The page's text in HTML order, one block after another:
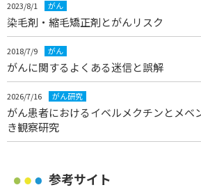
2023/8/1 がん
染毛剤・縮毛矯正剤とがんリスク
2018/7/9 がん
がんに関するよくある迷信と誤解
2026/7/16 がん研究
がん患者におけるイベルメクチンとメベ
き観察研究
参考サイト